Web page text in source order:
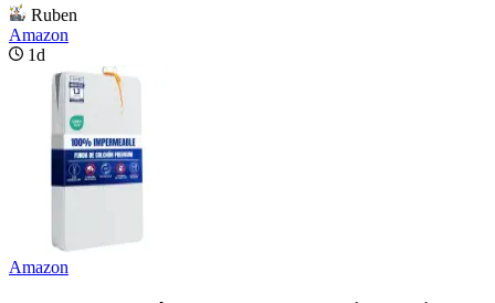
Ruben
Amazon
1d
Amazon